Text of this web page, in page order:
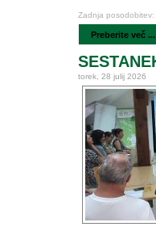
Zadnja
Preberite več ...
torek, 28 julij 2026